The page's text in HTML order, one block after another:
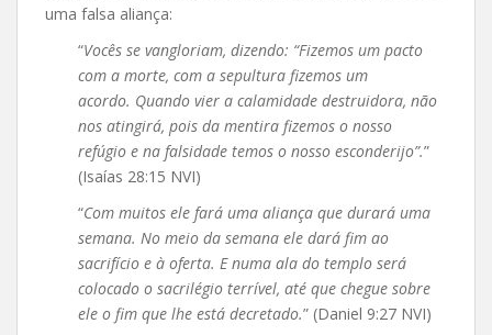
uma falsa aliança:
“Vocês se vangloriam, dizendo: “Fizemos um pacto
com a morte, com a sepultura fizemos um
acordo. Quando vier a calamidade destruidora, não
nos atingirá, pois da mentira fizemos o nosso
refúgio e na falsidade temos o nosso esconderijo”.”
(Isaías 28:15 NVI)
“Com muitos ele fará uma aliança que durará uma
semana. No meio da semana ele dará fim ao
sacrifício e à oferta. E numa ala do templo será
colocado o sacrilégio terrível, até que chegue sobre
ele o fim que lhe está decretado.” (Daniel 9:27 NVI)